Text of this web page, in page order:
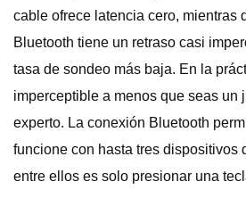
cable ofrece latencia cero, mientras
Bluetooth tiene un retraso casi
tasa de sondeo más baja. En la
imperceptible a menos que seas un
experto. La conexión Bluetooth
funcione con hasta tres dispositivos
entre ellos es solo presionar una